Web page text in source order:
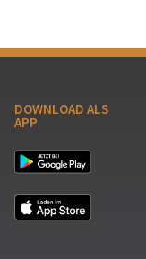
DOWNLOAD ALS
APP